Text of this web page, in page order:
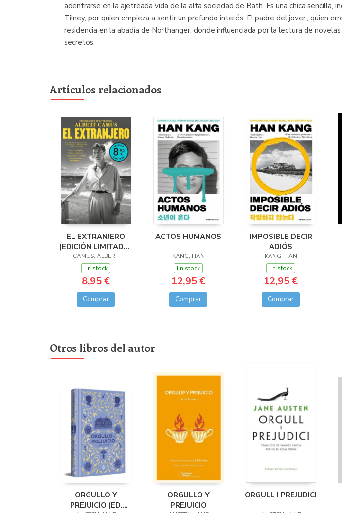
adentrarse en la ajetreada vida de la alta sociedad de Bath. Es una chica
Tilney, por quien empieza a sentir un profundo interés. El padre del joven, quien
residencia en la abadía de Northanger, donde influenciada por la lectura de
secretos.
Artículos relacionados
EL EXTRANJERO
(EDICIÓN LIMITADA ·
VERANO)
CAMUS, ALBERT
En stock
8,95 €
Comprar
ACTOS HUMANOS
KANG, HAN
En stock
12,95 €
Comprar
IMPOSIBLE DECIR
ADIÓS
KANG, HAN
En stock
12,95 €
Comprar
Otros libros del autor
ORGULLO Y
PREJUICIO (ED.
ORGULLO Y
PREJUICIO
ORGULL I PREJUDICI